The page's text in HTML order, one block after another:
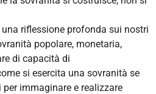
riflessione profonda sui nostri
popolare, monetaria,
di capacità di
si esercita una sovranità se
immaginare e realizzare